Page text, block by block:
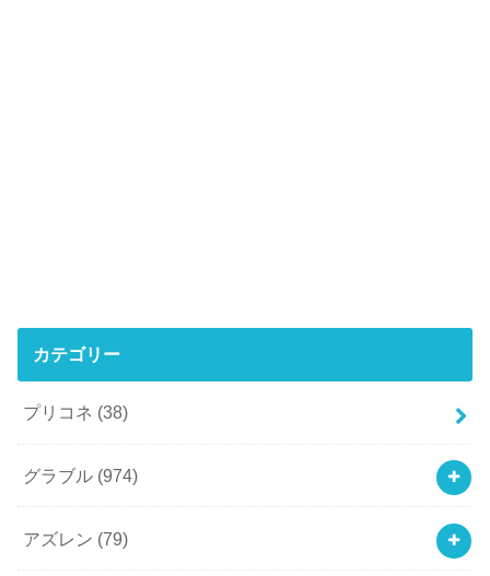
カテゴリー
プリコネ (38)
グラブル (974)
アズレン (79)